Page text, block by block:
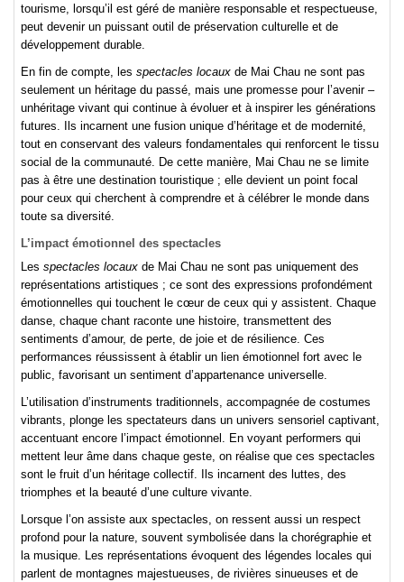
tourisme, lorsqu’il est géré de manière responsable et respectueuse,
peut devenir un puissant outil de préservation culturelle et de
développement durable.
En fin de compte, les spectacles locaux de Mai Chau ne sont pas
seulement un héritage du passé, mais une promesse pour l’avenir –
unhéritage vivant qui continue à évoluer et à inspirer les générations
futures. Ils incarnent une fusion unique d’héritage et de modernité,
tout en conservant des valeurs fondamentales qui renforcent le tissu
social de la communauté. De cette manière, Mai Chau ne se limite
pas à être une destination touristique ; elle devient un point focal
pour ceux qui cherchent à comprendre et à célébrer le monde dans
toute sa diversité.
L’impact émotionnel des spectacles
Les spectacles locaux de Mai Chau ne sont pas uniquement des
représentations artistiques ; ce sont des expressions profondément
émotionnelles qui touchent le cœur de ceux qui y assistent. Chaque
danse, chaque chant raconte une histoire, transmettent des
sentiments d’amour, de perte, de joie et de résilience. Ces
performances réussissent à établir un lien émotionnel fort avec le
public, favorisant un sentiment d’appartenance universelle.
L’utilisation d’instruments traditionnels, accompagnée de costumes
vibrants, plonge les spectateurs dans un univers sensoriel captivant,
accentuant encore l’impact émotionnel. En voyant performers qui
mettent leur âme dans chaque geste, on réalise que ces spectacles
sont le fruit d’un héritage collectif. Ils incarnent des luttes, des
triomphes et la beauté d’une culture vivante.
Lorsque l’on assiste aux spectacles, on ressent aussi un respect
profond pour la nature, souvent symbolisée dans la chorégraphie et
la musique. Les représentations évoquent des légendes locales qui
parlent de montagnes majestueuses, de rivières sinueuses et de